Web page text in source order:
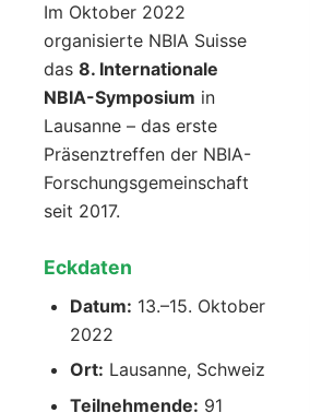
Im Oktober 2022
organisierte NBIA Suisse
das 8. Internationale
NBIA-Symposium in
Lausanne – das erste
Präsenztreffen der NBIA-
Forschungsgemeinschaft
seit 2017.
Eckdaten
Datum: 13.–15. Oktober
2022
Ort: Lausanne, Schweiz
Teilnehmende: 91